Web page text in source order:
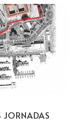
JORNADAS